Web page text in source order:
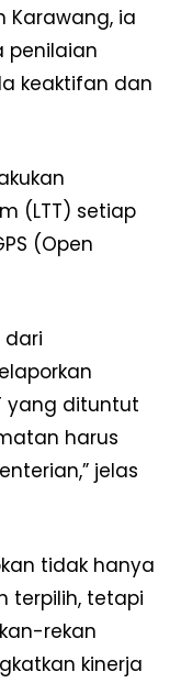
Karawang, ia
penilaian
keaktifan dan
(LTT) setiap
(Open
dari
yang dituntut
harus
jelas
tidak hanya
terpilih, tetapi
rekan
kinerja